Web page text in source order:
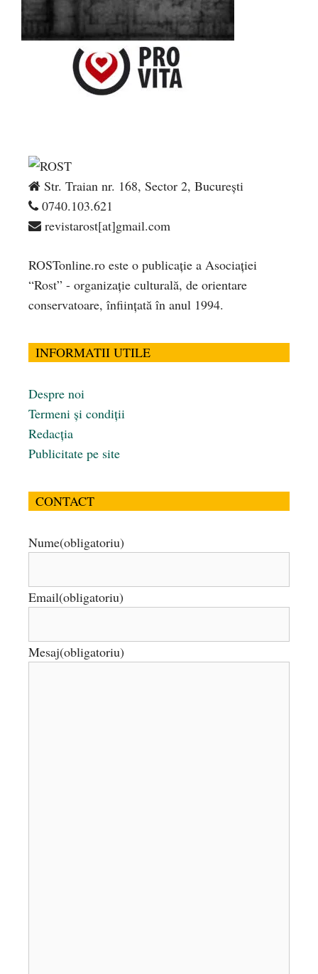
Str. Traian nr. 168, Sector 2, București
0740.103.621
revistarost[at]gmail.com
ROSTonline.ro este o publicaţie a Asociaţiei
“Rost” - organizaţie culturală, de orientare
conservatoare, înfiinţată în anul 1994.
INFORMATII UTILE
Despre noi
Termeni și condiții
Redacția
Publicitate pe site
CONTACT
Nume(obligatoriu)
Email(obligatoriu)
Mesaj(obligatoriu)